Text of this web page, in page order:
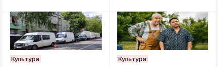
Культура Культура